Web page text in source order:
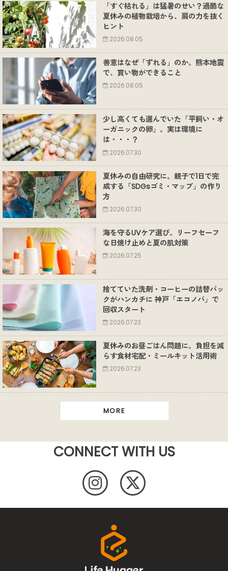
「すぐ枯れる」は猛暑のせい？過酷な
夏休みの植物栽培から、肩の力を抜く
ヒント
2026.08.05
善意はなぜ「ずれる」のか。熊本地震
で、買い物ができること
2026.08.05
少し高くても選んでいた「平飼い・オ
ーガニックの卵」。実は環境に
は・・・？
2026.07.30
夏休みの自由研究に。親子で1日で完
成する「SDGsゴミ・マップ」の作り
方
2026.07.30
海を守るUVケア選び。リーフセーフ
な日焼け止めと夏の肌対策
2026.07.25
捨てていた洗剤・コーヒーの詰替パッ
クがハンカチに 神戸「エコノバ」で
回収スタート
2026.07.23
夏休みのお昼ごはん問題に。負担を減
らす食材宅配・ミールキット活用術
2026.07.23
MORE
CONNECT WITH US